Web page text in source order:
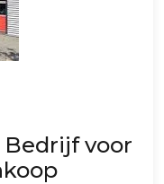
voor